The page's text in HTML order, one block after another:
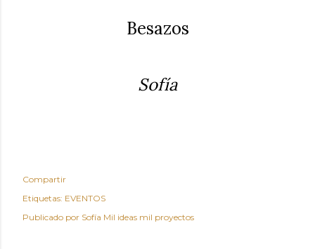
Besazos
Sofía
Compartir
Etiquetas: EVENTOS
Publicado por Sofía Mil ideas mil proyectos